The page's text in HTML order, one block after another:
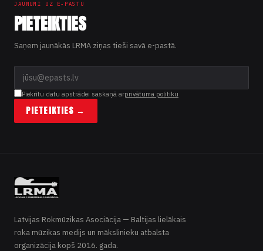
JAUNUMI UZ E-PASTU
PIETEIKTIES
Saņem jaunākās LRMA ziņas tieši savā e-pastā.
Piekrītu datu apstrādei saskaņā arprivātuma politiku
PIETEIKTIES →
Latvijas Rokmūzikas Asociācija — Baltijas lielākais
roka mūzikas medijs un mākslinieku atbalsta
organizācija kopš 2016. gada.